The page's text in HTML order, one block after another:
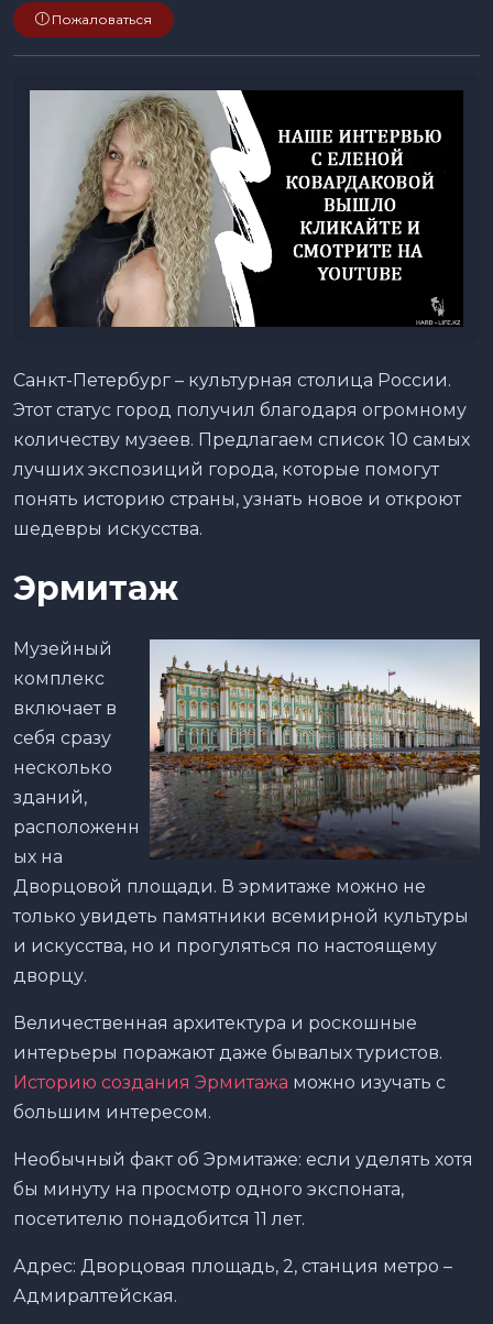
Пожаловаться
Санкт-Петербург – культурная столица России.
Этот статус город получил благодаря огромному
количеству музеев. Предлагаем список 10 самых
лучших экспозиций города, которые помогут
понять историю страны, узнать новое и откроют
шедевры искусства.
Эрмитаж
Музейный
комплекс
включает в
себя сразу
несколько
зданий,
расположенн
ых на
Дворцовой площади. В эрмитаже можно не
только увидеть памятники всемирной культуры
и искусства, но и прогуляться по настоящему
дворцу.
Величественная архитектура и роскошные
интерьеры поражают даже бывалых туристов.
Историю создания Эрмитажа можно изучать с
большим интересом.
Необычный факт об Эрмитаже: если уделять хотя
бы минуту на просмотр одного экспоната,
посетителю понадобится 11 лет.
Адрес: Дворцовая площадь, 2, станция метро –
Адмиралтейская.